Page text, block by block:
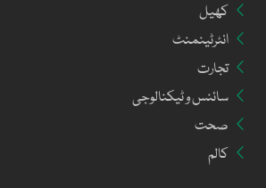
کھیل
انٹرٹینمنٹ
تجارت
سائنس و ٹیکنالوجی
صحت
کالم